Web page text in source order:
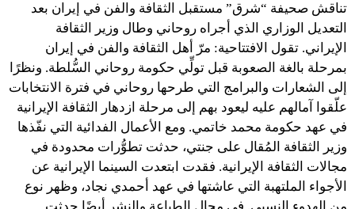
تناقش صحيفة “شرق” مستقبل الثقافة والفن في إيران بعد
التعديل الوزاري الذي أجراه روحاني وطال وزير الثقافة
الإيراني. تقول الافتتاحية: مرّ أهل الثقافة والفن في إيران
بمرحلة بالغة الصعوبة قبل تولِّي حكومة روحاني السُّلطة. ونظرًا
إلى الشعارات والبرامج التي طرحها روحاني في فترة الانتخابات
علّقوا آمالهم عليه ليعود بهم إلى مرحلة ازدهار الثقافة الإيرانية
في عهد حكومة محمد خاتمي. ومع الأعمال الفدائية التي نفّذها
وزير الثقافة المُقال على جنتي، حدثت تطوُّرات محدودة في
مجالات الثقافة الإيرانية. فقدت ابتعدت السينما الإيرانية عن
الأجواء الملتهبة التي عاشتها في عهد أحمدي نجاد، وظهر نوع